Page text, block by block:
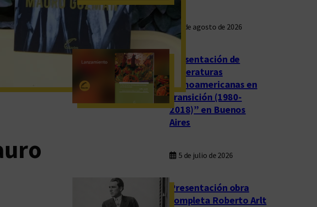
4 de agosto de 2026
Presentación de
“Literaturas
latinoamericanas en
transición (1980-
2018)” en Buenos
Aires
5 de julio de 2026
Presentación obra
completa Roberto Arlt